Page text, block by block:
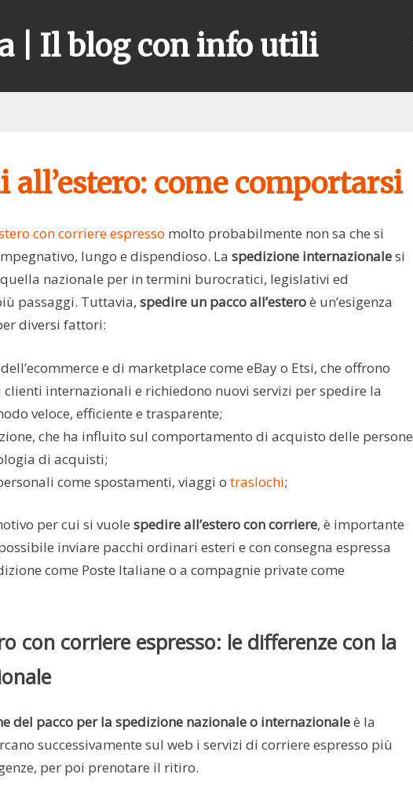
| Il blog con info utili
all’estero: come comportarsi
con corriere espresso molto probabilmente non sa che si
lungo e dispendioso. La spedizione internazionalesi
nazionale per in termini burocratici, legislativi ed
passaggi. Tuttavia, spedire un pacco all’esteroè un’esigenza
diversi fattori:
e di marketplace come eBay o Etsi, che offrono
internazionali e richiedono nuovi servizi per spedire la
veloce, efficiente e trasparente;
che ha influito sul comportamento di acquisto delle persone
di acquisti;
come spostamenti, viaggi o traslochi;
per cui si vuole spedire all’estero con corriere, è importante
inviare pacchi ordinari esteri e con consegna espressa
come Poste Italiane o a compagnie private come
con corriere espresso: le differenze con la
del pacco per la spedizione nazionale o internazionaleè la
successivamente sul web i servizi di corriere espresso più
per poi prenotare il ritiro.